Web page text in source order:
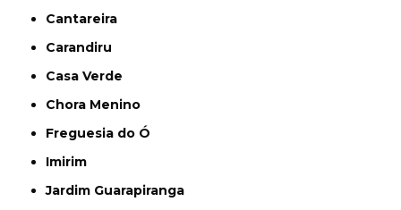
Cantareira
Carandiru
Casa Verde
Chora Menino
Freguesia do Ó
Imirim
Jardim Guarapiranga